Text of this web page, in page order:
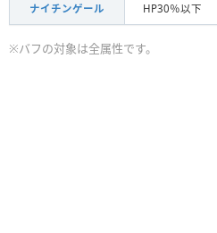
ナイチンゲール HP30％以下
※バフの対象は全属性です。